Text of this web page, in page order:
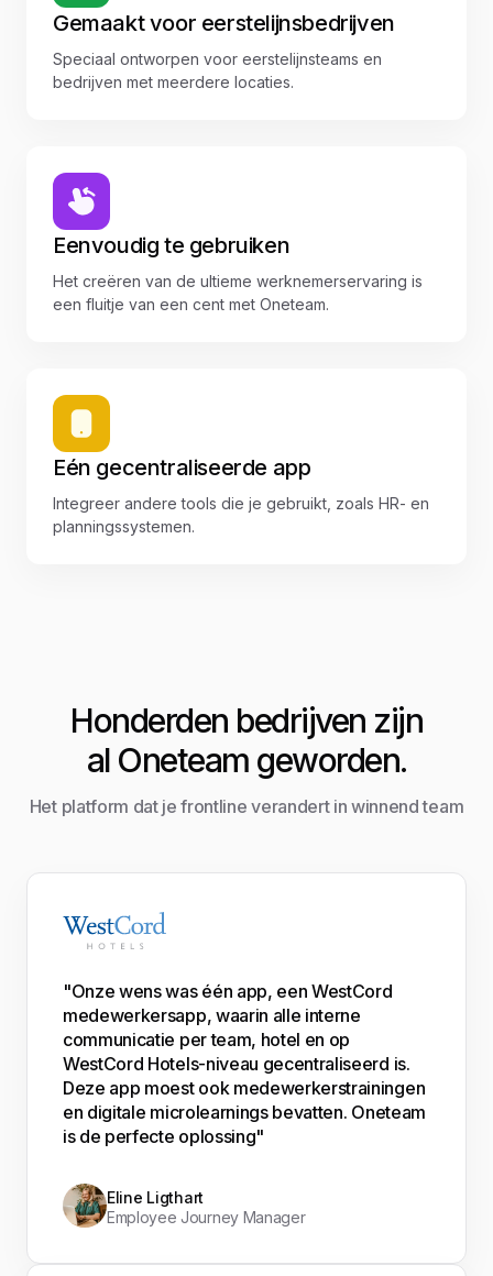
Gemaakt voor eerstelijnsbedrijven
Speciaal ontworpen voor eerstelijnsteams en
bedrijven met meerdere locaties.
Eenvoudig te gebruiken
Het creëren van de ultieme werknemerservaring is
een fluitje van een cent met Oneteam.
Eén gecentraliseerde app
Integreer andere tools die je gebruikt, zoals HR- en
planningssystemen.
Honderden bedrijven zijn
al Oneteam geworden.
Het platform dat je frontline verandert in winnend team
"Onze wens was één app, een WestCord
medewerkersapp, waarin alle interne
communicatie per team, hotel en op
WestCord Hotels-niveau gecentraliseerd is.
Deze app moest ook medewerkerstrainingen
en digitale microlearnings bevatten. Oneteam
is de perfecte oplossing"
Eline Ligthart
Employee Journey Manager